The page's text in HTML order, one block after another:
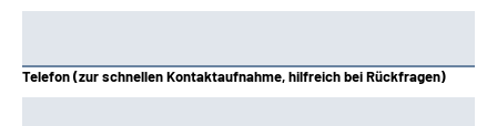
Telefon (zur schnellen Kontaktaufnahme, hilfreich bei Rückfragen)